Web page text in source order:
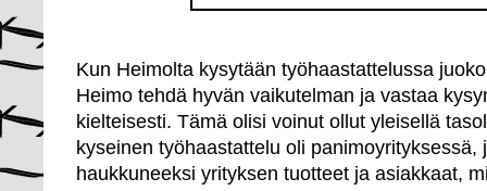
Kun Heimolta kysytään työhaastattelussa
Heimo tehdä hyvän vaikutelman ja vastaa
kielteisesti. Tämä olisi voinut ollut yleisellä
kyseinen työhaastattelu oli
haukkuneeksi yrityksen tuotteet ja asiakkaat,